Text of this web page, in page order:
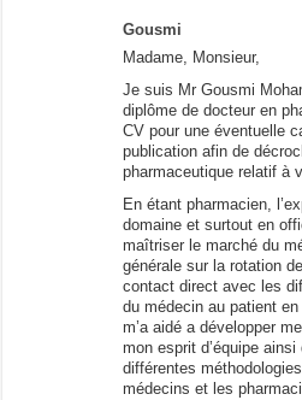
Gousmi
Madame, Monsieur,
Je suis Mr Gousmi
diplôme de docteur en
CV pour une éventuelle
publication afin de
pharmaceutique relatif à
En étant pharmacien,
domaine et surtout en
maîtriser le marché du
générale sur la rotation
contact direct avec les
du médecin au patient
m’a aidé a développer
mon esprit d’équipe
différentes
médecins et les